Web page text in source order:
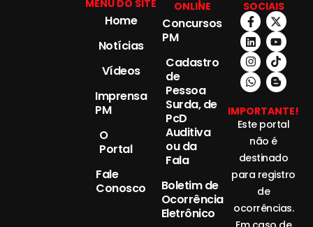
MENU DO SITE
Home
Notícias
Vídeos
Imprensa
PM
O
Portal
Fale
Conosco
ONLINE
Concursos
PM
Cadastro
de
Pessoa
Surda, de
PcD
Auditiva
ou da
Fala
Boletim de
Ocorrência
Eletrônico
SOCIAIS
IMPORTANTE!
Este portal
não é
destinado
para registro
de
ocorrências.